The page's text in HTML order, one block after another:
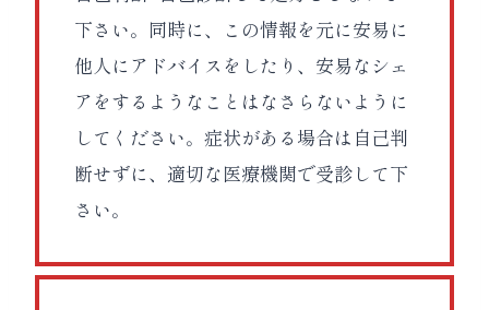
下さい。同時に、この情報を元に安易に
他人にアドバイスをしたり、安易なシェ
アをするようなことはなさらないように
してください。症状がある場合は自己判
断せずに、適切な医療機関で受診して下
さい。